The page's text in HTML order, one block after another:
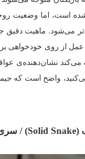
است، اما وضعیت
می‌شود. ماهیت دقیق
از روی خودخواهی
می‌کند نشان‌دهنده‌ی
می‌کنید، واضح است که